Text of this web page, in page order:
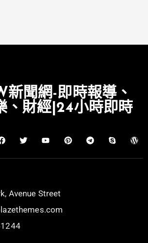
聞網-即時報導、
、財經|24小時即時
Avenue Street